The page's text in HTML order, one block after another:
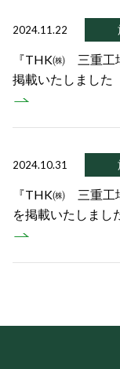
2024.11.22
『THK㈱ 三重
掲載いたしました
2024.10.31
『THK㈱ 三重
を掲載いたしまし